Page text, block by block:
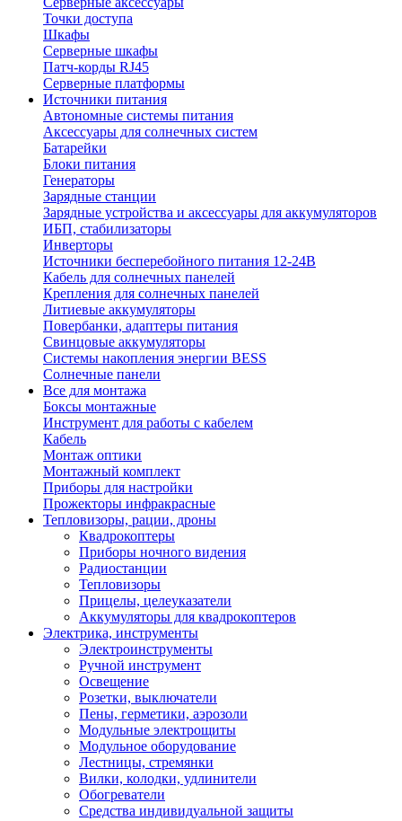
Точки доступа
Шкафы
Серверные шкафы
Патч-корды RJ45
Серверные платформы
Источники питания
Автономные системы питания
Аксессуары для солнечных систем
Батарейки
Блоки питания
Генераторы
Зарядные станции
Зарядные устройства и аксессуары для аккумуляторов
ИБП, стабилизаторы
Инверторы
Источники бесперебойного питания 12-24В
Кабель для солнечных панелей
Крепления для солнечных панелей
Литиевые аккумуляторы
Повербанки, адаптеры питания
Свинцовые аккумуляторы
Системы накопления энергии BESS
Солнечные панели
Все для монтажа
Боксы монтажные
Инструмент для работы с кабелем
Кабель
Монтаж оптики
Монтажный комплект
Приборы для настройки
Прожекторы инфракрасные
Тепловизоры, рации, дроны
Квадрокоптеры
Приборы ночного видения
Радиостанции
Тепловизоры
Прицелы, целеуказатели
Аккумуляторы для квадрокоптеров
Электрика, инструменты
Электроинструменты
Ручной инструмент
Освещение
Розетки, выключатели
Пены, герметики, аэрозоли
Модульные электрощиты
Модульное оборудование
Лестницы, стремянки
Вилки, колодки, удлинители
Обогреватели
Средства индивидуальной защиты